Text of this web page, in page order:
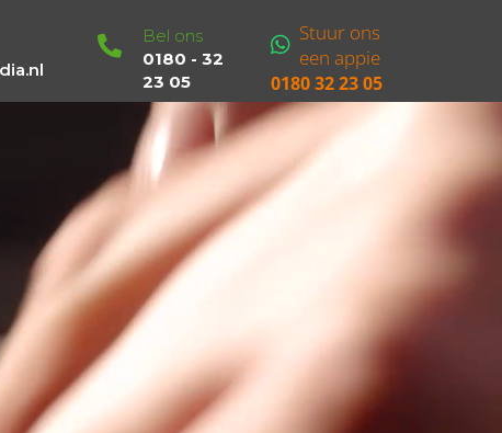
Bel ons
0180 - 32
23 05
Stuur ons
een appie
0180 32 23 05